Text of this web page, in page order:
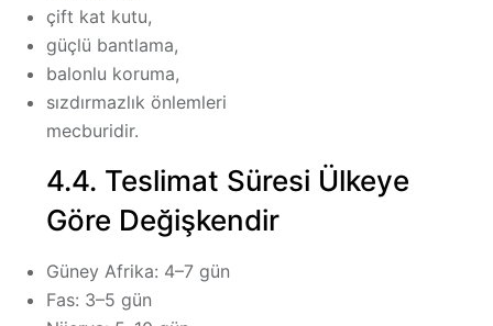
çift kat kutu,
güçlü bantlama,
balonlu koruma,
sızdırmazlık önlemleri
mecburidir.
4.4. Teslimat Süresi Ülkeye
Göre Değişkendir
Güney Afrika: 4–7 gün
Fas: 3–5 gün